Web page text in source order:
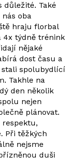
důležité. Také
oba
hraju florbal
4x týdně trénink
nějaké
dost času a
stali spolubydlící
Takhle na
den několik
nejen
plánovat.
respektu,
Při těžkých
nejsme
duši